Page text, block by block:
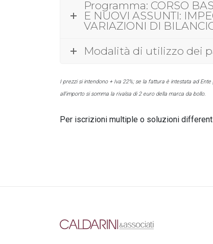
Programma: CORSO
E NUOVI ASSUNTI:
VARIAZIONI DI
Modalità di utilizzo dei
I prezzi si intendono + Iva 22%; se la fattura è intestata ad
all’importo si somma la rivalsa di 2 euro della marca da bollo.
Per iscrizioni multiple o soluzioni